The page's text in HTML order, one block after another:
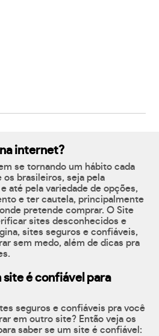
internet?
se tornando um hábito cada
brasileiros, seja pela
até pela variedade de opções,
e ter cautela, principalmente
pretende comprar. O Site
sites desconhecidos e
sites seguros e confiáveis,
sem medo, além de dicas pra
site é confiável para
seguros e confiáveis pra você
em outro site? Então veja os
saber se um site é confiável: